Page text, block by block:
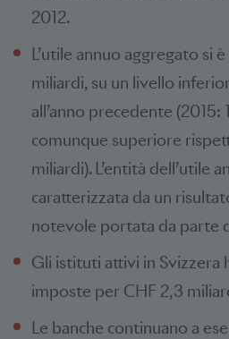
2012.
L’utile annuo aggregato si
miliardi, su un livello
all’anno precedente (2015:
comunque superiore
miliardi). L’entità dell’utile
caratterizzata da un
notevole portata da parte
Gli istituti attivi in Svizzera
imposte per CHF 2,3
Le banche continuano a